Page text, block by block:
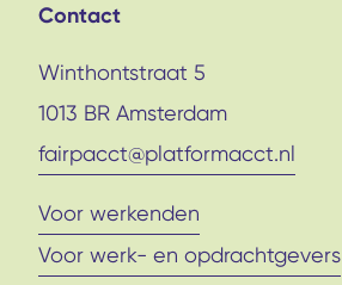
Contact
Winthontstraat 5
1013 BR Amsterdam
fairpacct@platformacct.nl
Voor werkenden
Voor werk- en opdrachtgevers